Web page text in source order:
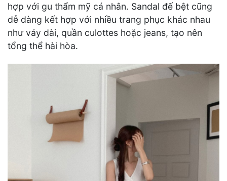
hợp với gu thẩm mỹ cá nhân. Sandal đế bệt cũng
dễ dàng kết hợp với nhiều trang phục khác nhau
như váy dài, quần culottes hoặc jeans, tạo nên
tổng thể hài hòa.